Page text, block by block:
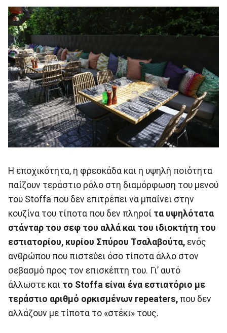
Η εποχικότητα, η φρεσκάδα και η υψηλή ποιότητα
παίζουν τεράστιο ρόλο στη διαμόρφωση του μενού
του Stoffa που δεν επιτρέπει να μπαίνει στην
κουζίνα του τίποτα που δεν πληροί τα υψηλότατα
στάνταρ του σεφ του αλλά και του ιδιοκτήτη του
εστιατορίου, κυρίου Σπύρου Τσαλαβούτα, ενός
ανθρώπου που πιστεύει όσο τίποτα άλλο στον
σεβασμό προς τον επισκέπτη του. Γι’ αυτό
άλλωστε και το Stoffa είναι ένα εστιατόριο με
τεράστιο αριθμό ορκισμένων repeaters, που δεν
αλλάζουν με τίποτα το «στέκι» τους.